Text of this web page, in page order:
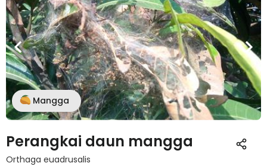
Mangga
Perangkai daun mangga
Orthaga euadrusalis